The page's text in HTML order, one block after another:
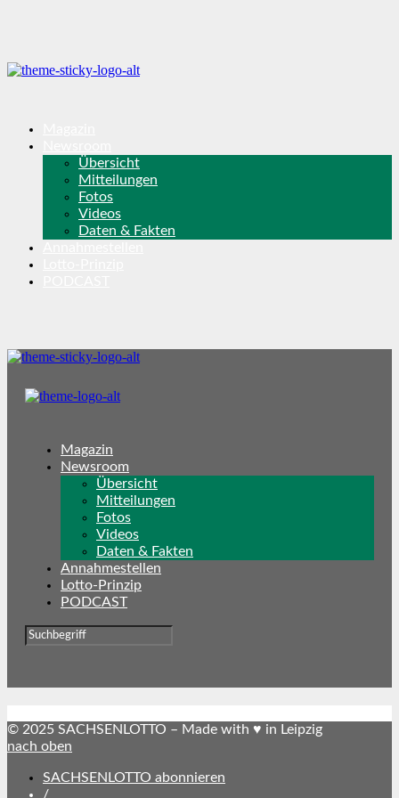
Übersicht
Mitteilungen
Fotos
Videos
Daten & Fakten
Magazin
Newsroom
Übersicht
Mitteilungen
Fotos
Videos
Daten & Fakten
Annahmestellen
Lotto-Prinzip
PODCAST
© 2025 SACHSENLOTTO – Made with ♥ in Leipzig
nach oben
SACHSENLOTTO abonnieren
/